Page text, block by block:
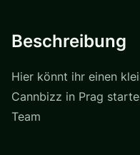
Beschreibung
Hier könnt ihr einen
Cannbizz in Prag
Team